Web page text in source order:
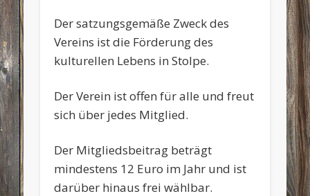
Der satzungsgemäße Zweck des
Vereins ist die Förderung des
kulturellen Lebens in Stolpe.
Der Verein ist offen für alle und freut
sich über jedes Mitglied.
Der Mitgliedsbeitrag beträgt
mindestens 12 Euro im Jahr und ist
darüber hinaus frei wählbar.